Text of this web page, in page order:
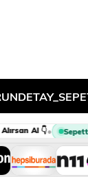
Al 👇•